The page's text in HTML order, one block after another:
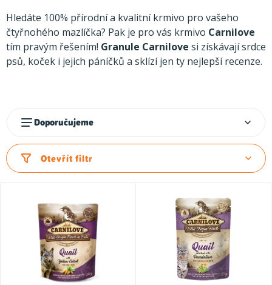
Hledáte 100% přírodní a kvalitní krmivo pro vašeho
čtyřnohého mazlíčka? Pak je pro vás krmivo Carnilove
tím pravým řešením! Granule Carnilove si získávají srdce
psů, koček i jejich páníčků a sklízí jen ty nejlepší recenze.
Otevřít filtr
z
e
Doporučujeme